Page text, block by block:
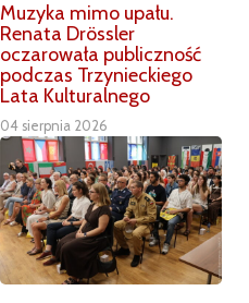
Muzyka mimo upału.
Renata Drössler
oczarowała publiczność
podczas Trzynieckiego
Lata Kulturalnego
04 sierpnia 2026